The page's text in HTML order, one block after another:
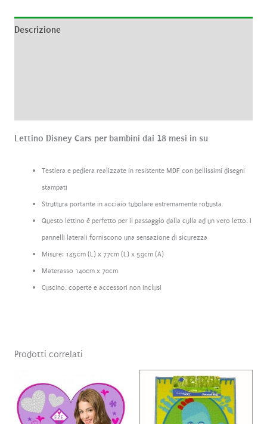
Descrizione
Lettino Disney Cars per bambini dai 18 mesi in su
Testiera e pediera realizzate in resistente MDF con bellissimi disegni
stampati
Struttura portante in acciaio tubolare estremamente robusta
Questo lettino è perfetto per il passaggio dalla culla ad un vero letto. I
pannelli laterali forniscono una sensazione di sicurezza
Misure: 145cm (L) x 77cm (L) x 59cm (A)
Materasso 140cm x 70cm
Cuscino, coperte e accessori non inclusi
Prodotti correlati